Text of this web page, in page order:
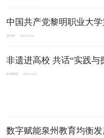
中国共产党黎明职业大
泉州网 2024-12-20
非遗进高校 共话“实践与
泉州晚报 2024-12-20
数字赋能泉州教育均衡发